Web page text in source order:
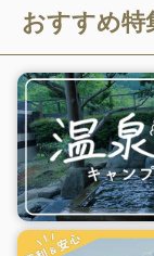
おすすめ特